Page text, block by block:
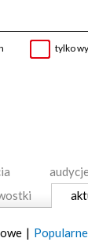
tylko
audycje
| Popularne